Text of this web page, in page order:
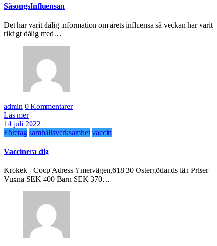
SäsongsInfluensan
Det har varit dålig information om årets influensa så veckan har varit
riktigt dålig med…
admin 0 Kommentarer
Läs mer
14 juli 2022
Företag samhällsverksamhet vaccin
Vaccinera dig
Krokek - Coop Adress Ymervägen,618 30 Östergötlands län Priser
Vuxna SEK 400 Barn SEK 370…